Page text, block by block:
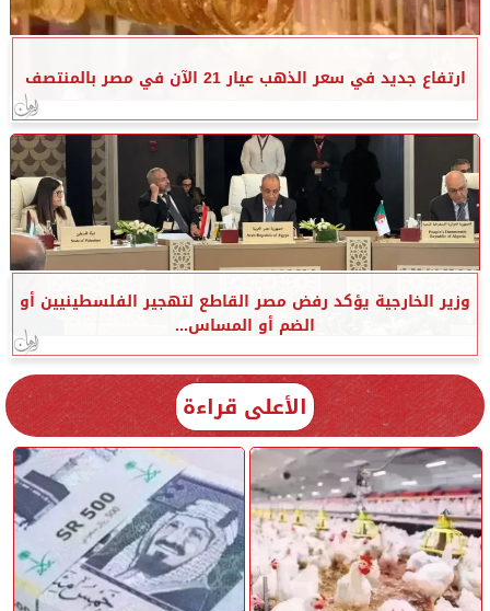
ارتفاع جديد في سعر الذهب عيار 21 الآن في مصر بالمنتصف
وزير الخارجية يؤكد رفض مصر القاطع لتهجير الفلسطينيين أو
الضم أو المساس...
الأعلى قراءة